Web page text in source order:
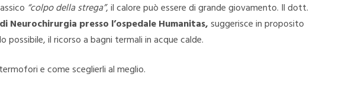
“colpo della strega”, il calore può essere di grande giovamento. Il dott.
Neurochirurgia presso l’ospedale Humanitas,suggerisce in proposito
possibile, il ricorso a bagni termali in acque calde.
e come sceglierli al meglio.